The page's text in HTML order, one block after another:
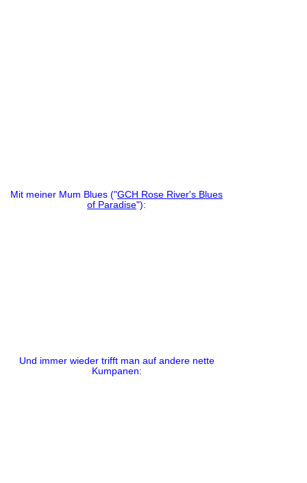
Mit meiner Mum Blues ("GCH Rose River's Blues
of Paradise"):
Und immer wieder trifft man auf andere nette
Kumpanen: